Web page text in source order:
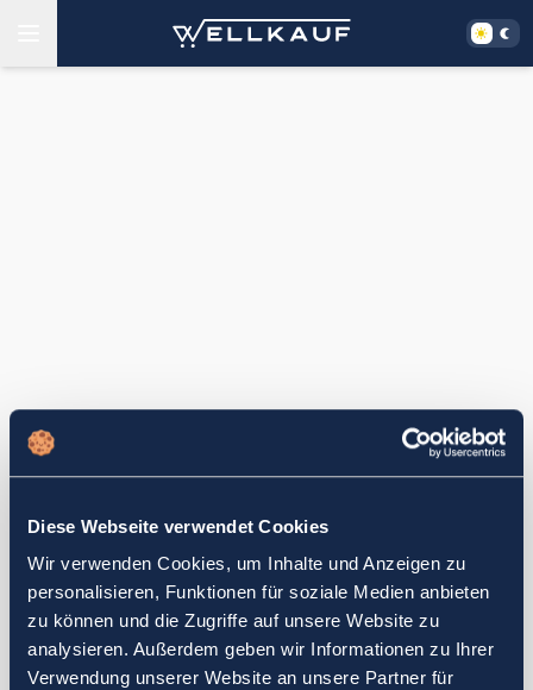
Diese Webseite verwendet Cookies
Wir verwenden Cookies, um Inhalte und Anzeigen zu
personalisieren, Funktionen für soziale Medien anbieten
zu können und die Zugriffe auf unsere Website zu
analysieren. Außerdem geben wir Informationen zu Ihrer
Verwendung unserer Website an unsere Partner für